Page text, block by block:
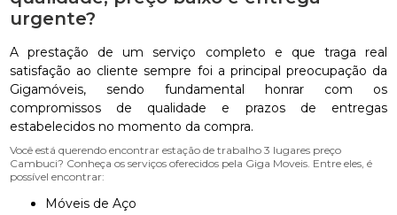
urgente?
A prestação de um serviço completo e que traga real
satisfação ao cliente sempre foi a principal preocupação da
Gigamóveis, sendo fundamental honrar com os
compromissos de qualidade e prazos de entregas
estabelecidos no momento da compra.
Você está querendo encontrar estação de trabalho 3 lugares preço
Cambuci? Conheça os serviços oferecidos pela Giga Moveis. Entre eles, é
possível encontrar:
Móveis de Aço